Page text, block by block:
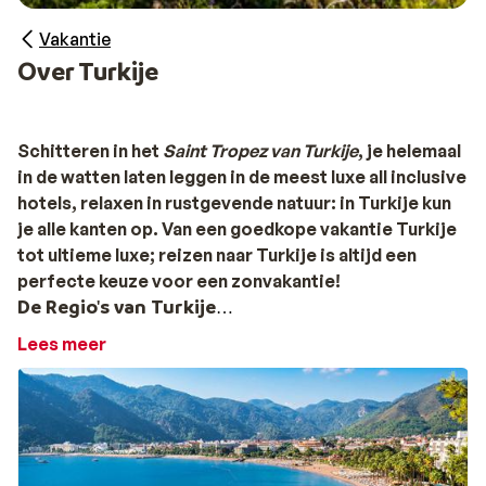
Vakantie
Over Turkije
Schitteren in het Saint Tropez van Turkije, je helemaal
in de watten laten leggen in de meest luxe all inclusive
hotels, relaxen in rustgevende natuur: in Turkije kun
je alle kanten op. Van een goedkope vakantie Turkije
tot ultieme luxe; reizen naar Turkije is altijd een
perfecte keuze voor een zonvakantie!
De Regio's van Turkije
DeTurkse Rivièrais een schitterende kuststreek in het
zuiden van Turkije. Hier vind je prachtige stranden,
charmante vissersdorpjes en mooie overblijfselen van
de Griekse en Turkse geschiedenis. Bezoek de
Lees meer